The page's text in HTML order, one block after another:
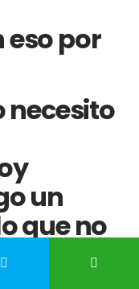
eso por
necesito
un
que no